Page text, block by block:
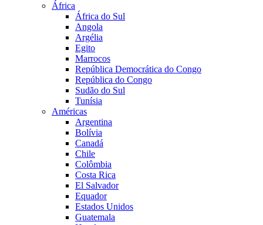
África
África do Sul
Angola
Argélia
Egito
Marrocos
República Democrática do Congo
República do Congo
Sudão do Sul
Tunísia
Américas
Argentina
Bolívia
Canadá
Chile
Colômbia
Costa Rica
El Salvador
Equador
Estados Unidos
Guatemala